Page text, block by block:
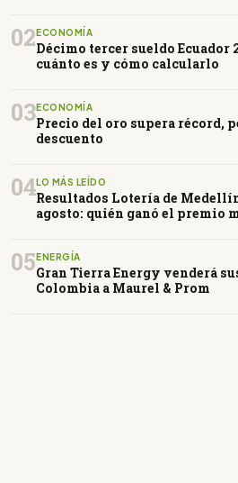
02 ECONOMÍA
Décimo tercer sueldo Ecuador
cuánto es y cómo calcularlo
03ECONOMÍA
Precio del oro supera récord,
descuento
04LO MÁS LEÍDO
Resultados Lotería de
agosto: quién ganó el premio
05 ENERGÍA
Gran Tierra Energy venderá
Colombia a Maurel & Prom